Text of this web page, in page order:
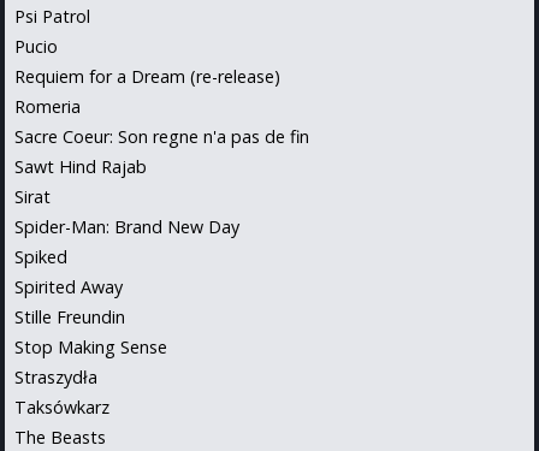
Psi Patrol
Pucio
Requiem for a Dream (re-release)
Romeria
Sacre Coeur: Son regne n'a pas de fin
Sawt Hind Rajab
Sirat
Spider-Man: Brand New Day
Spiked
Spirited Away
Stille Freundin
Stop Making Sense
Straszydła
Taksówkarz
The Beasts